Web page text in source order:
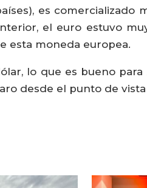
es comercializado
el euro estuvo
esta moneda europea.
lo que es bueno para
desde el punto de